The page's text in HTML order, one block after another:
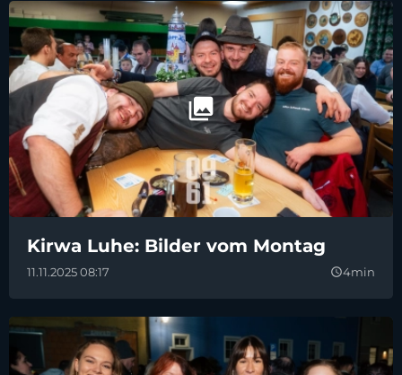
Kirwa Luhe: Bilder vom Montag
11.11.2025 08:17 query_builder4min